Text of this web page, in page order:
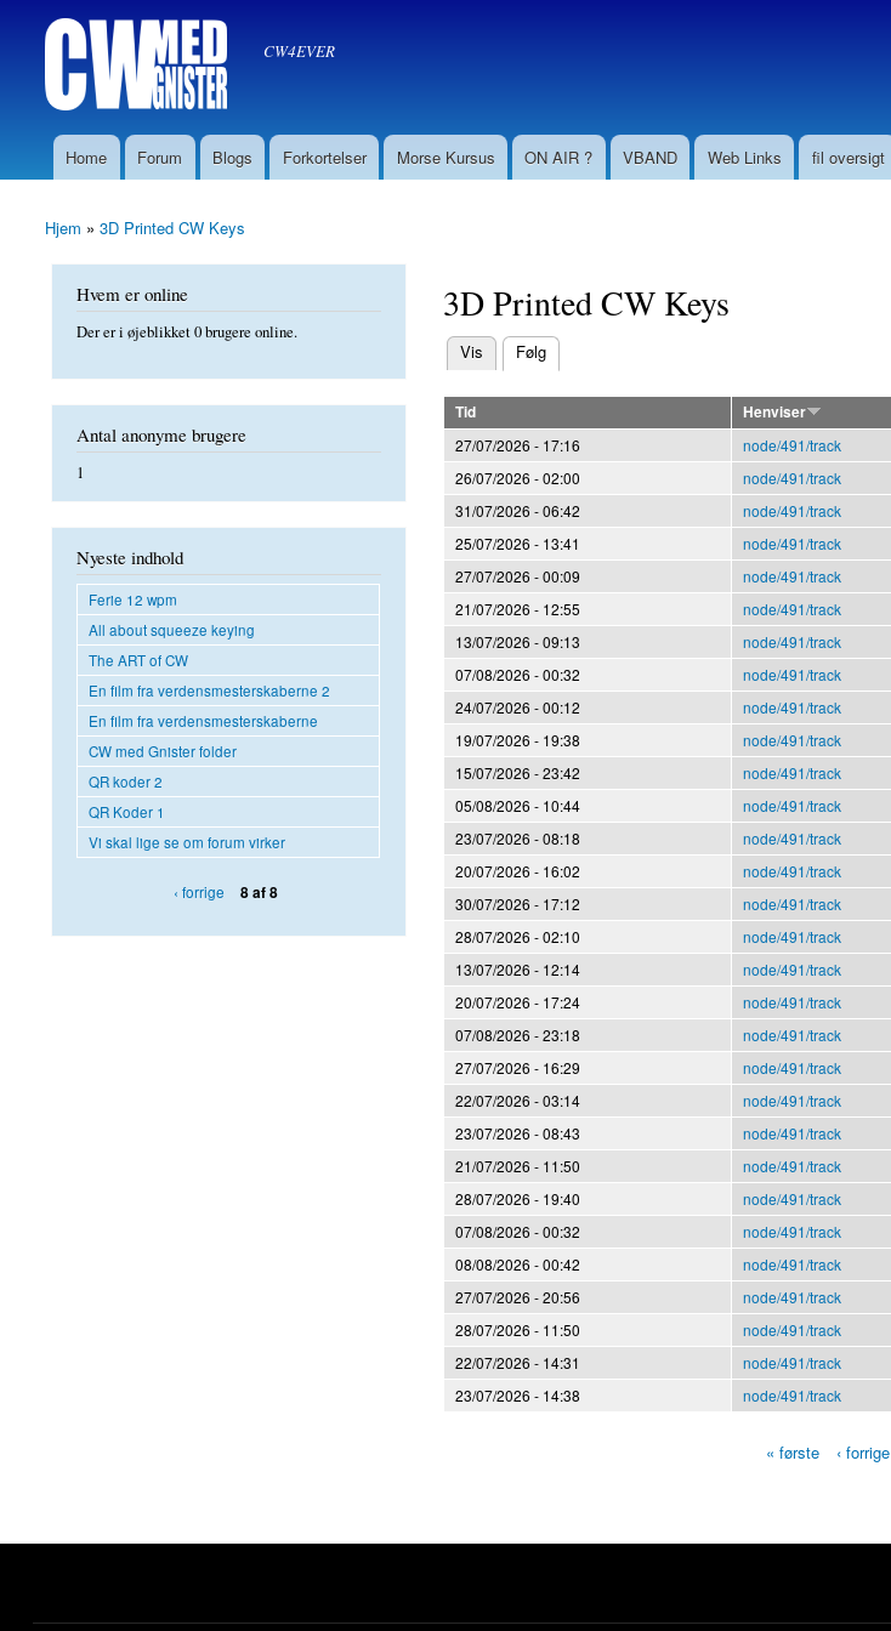
CW med Gnister CW4EVER
oz8sw
Søgefelt
Søg
Hovedmenu
Home Forum Blogs Forkortelser Morse Kursus ON AIR ? VBAND Web Links fil oversigt
Du er her
Hjem » 3D Printed CW Keys
3D Printed CW Keys
Primære faneblade
Vis Følg
(aktiv fane)
Tid Henviser
27/07/2026 - 17:16
node/491/track
26/07/2026 - 02:00
node/491/track
31/07/2026 - 06:42
node/491/track
25/07/2026 - 13:41
node/491/track
27/07/2026 - 00:09
node/491/track
21/07/2026 - 12:55
node/491/track
13/07/2026 - 09:13
node/491/track
07/08/2026 - 00:32
node/491/track
24/07/2026 - 00:12
node/491/track
19/07/2026 - 19:38
node/491/track
15/07/2026 - 23:42
node/491/track
05/08/2026 - 10:44
node/491/track
23/07/2026 - 08:18
node/491/track
20/07/2026 - 16:02
node/491/track
30/07/2026 - 17:12
node/491/track
28/07/2026 - 02:10
node/491/track
13/07/2026 - 12:14
node/491/track
20/07/2026 - 17:24
node/491/track
07/08/2026 - 23:18
node/491/track
27/07/2026 - 16:29
node/491/track
22/07/2026 - 03:14
node/491/track
23/07/2026 - 08:43
node/491/track
21/07/2026 - 11:50
node/491/track
28/07/2026 - 19:40
node/491/track
07/08/2026 - 00:32
node/491/track
08/08/2026 - 00:42
node/491/track
27/07/2026 - 20:56
node/491/track
28/07/2026 - 11:50
node/491/track
22/07/2026 - 14:31
node/491/track
23/07/2026 - 14:38
node/491/track
« første ‹ forrige
Hvem er online
Der er i øjeblikket 0 brugere online.
Antal anonyme brugere
1
Nyeste indhold
Ferie 12 wpm
All about squeeze keying
The ART of CW
En film fra verdensmesterskaberne 2
En film fra verdensmesterskaberne
CW med Gnister folder
QR koder 2
QR Koder 1
Vi skal lige se om forum virker
‹ forrige 8 af 8